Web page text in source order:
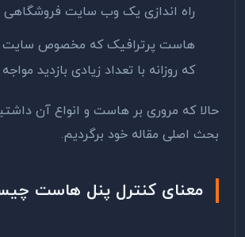
راه اندازی یک وب سایت فروشگاهی
هاست پرترافیک که مخصوص سایت
که روزانه با تعداد زیادی بازدید
حالا که مروری بر هاست و انواع آن
بحث اصلی مقاله خود برگردیم.
معنای کنترل پنل هاست